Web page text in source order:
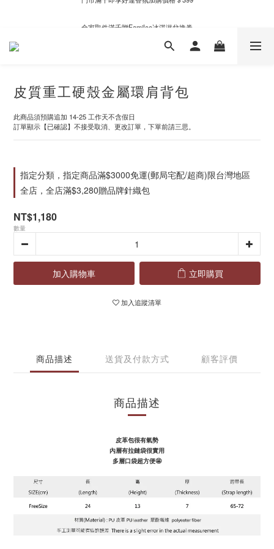
全家取件滿千贈Fami!ce冰淇淋兌換券
新自製款系列首批限時優惠｜單件95折，任兩件9折
皮質重工硬殼金屬環肩背包
此商品須預購追加 14-25 工作天不含假日
訂單顯示【已確認】不接受取消、更改訂單，下單前請三思。
指定分類，指定商品滿$3000免運(郵局宅配/超商)限台灣地區
全店，全店滿$3,280贈品牌針織包
NT$1,180
數量
加入購物車 立即購買
加入追蹤清單
商品描述 送貨及付款方式 顧客評價
商品描述
皮革包很有氣勢
內層有拉鏈袋很實用
多層口袋超方便🤩